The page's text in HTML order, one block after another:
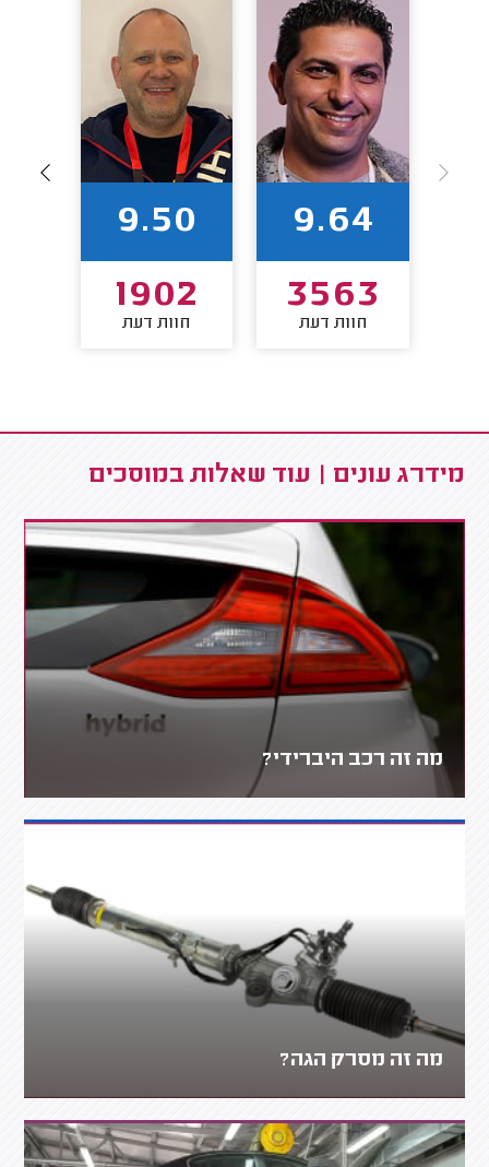
9.64
3563
חוות דעת
9.50
1902
חוות דעת
מידרג עונים | עוד שאלות במוסכים
מה זה רכב היברידי?
מה זה מסרק הגה?